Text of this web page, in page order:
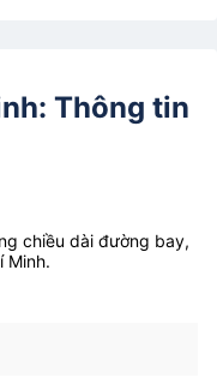
Thông tin
chiều dài đường bay,
Minh.